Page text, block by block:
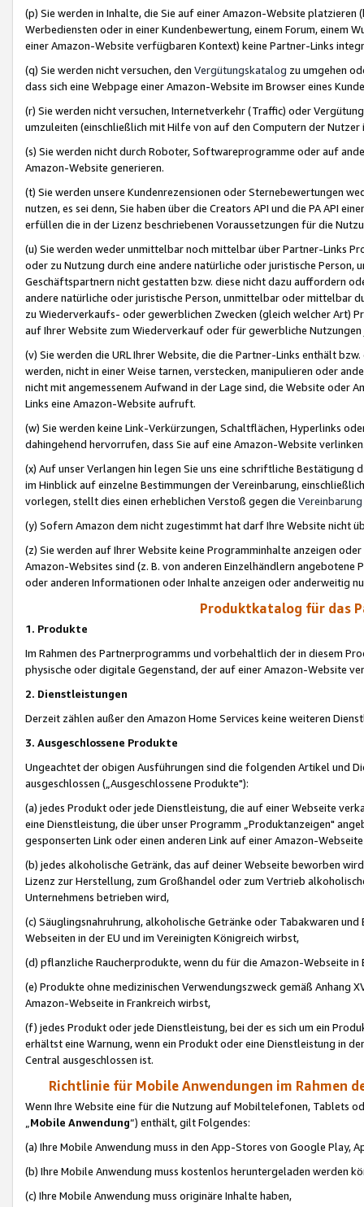
(p) Sie werden in Inhalte, die Sie auf einer Amazon-Website
Werbediensten oder in einer Kundenbewertung, einem Forum, einem
einer Amazon-Website verfügbaren Kontext) keine Partner-Links
(q) Sie werden nicht versuchen, den Vergütungskatalog zu umgehen
dass sich eine Webpage einer Amazon-Website im Browser eines
(r) Sie werden nicht versuchen, Internetverkehr (Traffic) oder
umzuleiten (einschließlich mit Hilfe von auf den Computern der
(s) Sie werden nicht durch Roboter, Softwareprogramme oder auf
Amazon-Website generieren.
(t) Sie werden unsere Kundenrezensionen oder Sternebewertungen
nutzen, es sei denn, Sie haben über die Creators API und die PA API
erfüllen die in der Lizenz beschriebenen Voraussetzungen für die
(u) Sie werden weder unmittelbar noch mittelbar über Partner-Links
oder zu Nutzung durch eine andere natürliche oder juristische
Geschäftspartnern nicht gestatten bzw. diese nicht dazu auffordern
andere natürliche oder juristische Person, unmittelbar oder mittelbar
zu Wiederverkaufs- oder gewerblichen Zwecken (gleich welcher Art)
auf Ihrer Website zum Wiederverkauf oder für gewerbliche
(v) Sie werden die URL Ihrer Website, die die Partner-Links enthält
werden, nicht in einer Weise tarnen, verstecken, manipulieren oder
nicht mit angemessenem Aufwand in der Lage sind, die Website oder
Links eine Amazon-Website aufruft.
(w) Sie werden keine Link-Verkürzungen, Schaltflächen, Hyperlinks
dahingehend hervorrufen, dass Sie auf eine Amazon-Website
(x) Auf unser Verlangen hin legen Sie uns eine schriftliche
im Hinblick auf einzelne Bestimmungen der Vereinbarung,
vorlegen, stellt dies einen erheblichen Verstoß gegen die Vereinbarung
(y) Sofern Amazon dem nicht zugestimmt hat darf Ihre Website nicht
(z) Sie werden auf Ihrer Website keine Programminhalte anzeigen
Amazon-Websites sind (z. B. von anderen Einzelhändlern
oder anderen Informationen oder Inhalte anzeigen oder anderweitig
Produktkatalog für das
1. Produkte
Im Rahmen des Partnerprogramms und vorbehaltlich der in diesem
physische oder digitale Gegenstand, der auf einer Amazon-Website
2. Dienstleistungen
Derzeit zählen außer den Amazon Home Services keine weiteren
3. Ausgeschlossene Produkte
Ungeachtet der obigen Ausführungen sind die folgenden Artikel und
ausgeschlossen („Ausgeschlossene Produkte"):
(a) jedes Produkt oder jede Dienstleistung, die auf einer Webseite
eine Dienstleistung, die über unser Programm „Produktanzeigen"
gesponserten Link oder einen anderen Link auf einer Amazon-
(b) jedes alkoholische Getränk, das auf deiner Webseite beworben
Lizenz zur Herstellung, zum Großhandel oder zum Vertrieb
Unternehmens betrieben wird,
(c) Säuglingsnahruhrung, alkoholische Getränke oder Tabakwaren
Webseiten in der EU und im Vereinigten Königreich wirbst,
(d) pflanzliche Raucherprodukte, wenn du für die Amazon-Webseite in
(e) Produkte ohne medizinischen Verwendungszweck gemäß Anhang
Amazon-Webseite in Frankreich wirbst,
(f) jedes Produkt oder jede Dienstleistung, bei der es sich um ein
erhältst eine Warnung, wenn ein Produkt oder eine Dienstleistung in
Central ausgeschlossen ist.
Richtlinie für Mobile Anwendungen im Rahmen
Wenn Ihre Website eine für die Nutzung auf Mobiltelefonen, Tablets
„Mobile Anwendung“) enthält, gilt Folgendes:
(a) Ihre Mobile Anwendung muss in den App-Stores von Google Play,
(b) Ihre Mobile Anwendung muss kostenlos heruntergeladen werden
(c) Ihre Mobile Anwendung muss originäre Inhalte haben,